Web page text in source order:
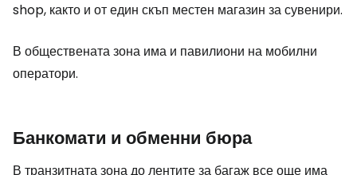
shop, както и от един скъп местен магазин за сувенири.
В обществената зона има и павилиони на мобилни
оператори.
Банкомати и обменни бюра
В транзитната зона до лентите за багаж все още има